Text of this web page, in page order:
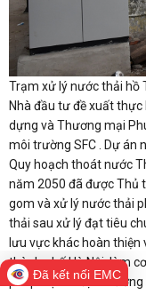
Trạm xử lý nước thải hồ
Nhà đầu tư đề xuất
dựng và Thương mại
môi trường SFC . Dự án
Quy hoạch thoát nước
năm 2050 đã được Thủ
gom và xử lý nước thải
thải sau xử lý đạt tiêu
lưu vực khác hoàn
thành phố Hà Nội, làm
pháp luật và định hướng
Đã kết nối EMC